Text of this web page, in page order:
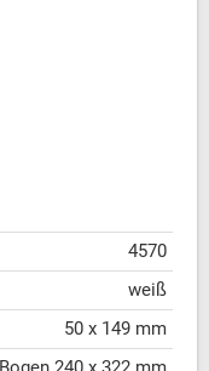
4570
weiß
50 x 149 mm